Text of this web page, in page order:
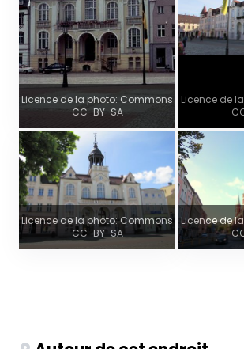
Licence de la photo: Commons
CC-BY-SA
Licence de
Licence de la photo: Commons
CC-BY-SA
Licence de